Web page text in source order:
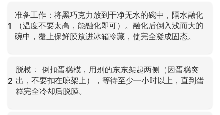
1
准备工作：将黑巧克力放到干净无水的碗中，隔水融化
（温度不要太高，能融化即可）。融化后倒入浅而大的
碗中，覆上保鲜膜放进冰箱冷藏，使完全凝成固态。
2
脱模： 倒扣蛋糕模，用别的东东架起两侧（因蛋糕突
出，不要扣在晾架上），等待至少一小时以上，直到蛋
糕完全冷却后脱膜。